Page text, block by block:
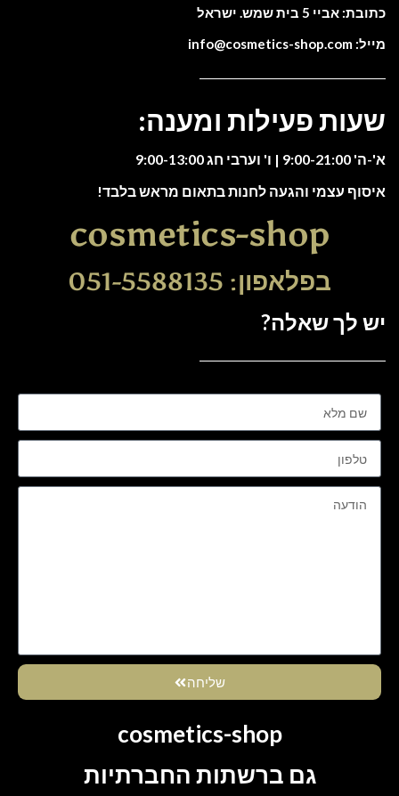
כתובת: אביי 5 בית שמש. ישראל
מייל: info@cosmetics-shop.com
שעות פעילות ומענה:
א'-ה' 9:00-21:00 | ו' וערבי חג 9:00-13:00
איסוף עצמי והגעה לחנות בתאום מראש בלבד!
cosmetics-shop
בפלאפון: 051-5588135
יש לך שאלה?
שליחה
cosmetics-shop
גם ברשתות החברתיות